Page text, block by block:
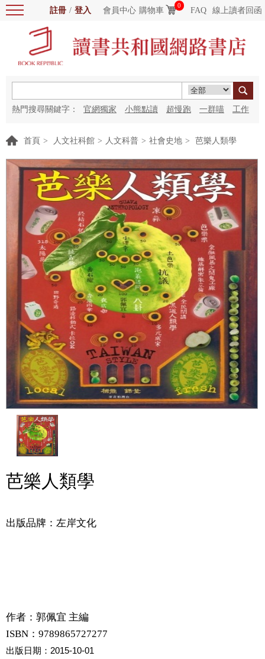
註冊 / 登入 會員中心 購物車
0
FAQ 線上讀者回函
熱門搜尋關鍵字： 官網獨家 小熊點讀 超慢跑 一群喵 工作
首頁 > 人文社科館 > 人文科普 > 社會史地 > 芭樂人類學
芭樂人類學
出版品牌：左岸文化
作者： 郭佩宜 主編
ISBN：9789865727277
出版日期： 2015-10-01